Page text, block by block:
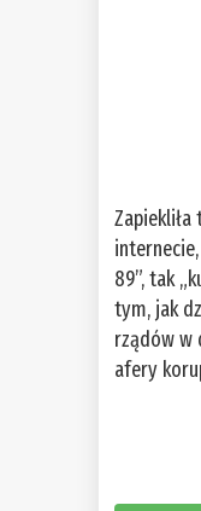
89”, tak
tym, jak
rządów w
afery